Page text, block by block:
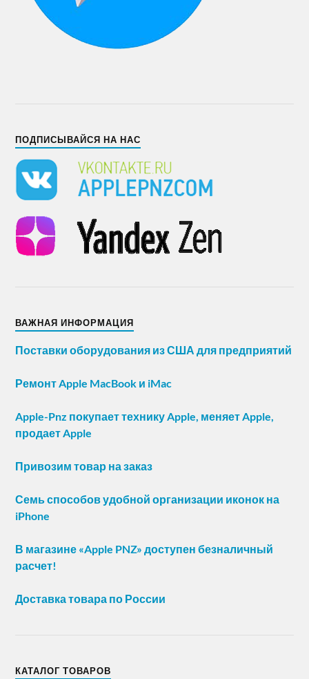
ПОДПИСЫВАЙСЯ НА НАС
ВАЖНАЯ ИНФОРМАЦИЯ
Поставки оборудования из США для предприятий
Ремонт Apple MacBook и iMac
Apple-Pnz покупает технику Apple, меняет Apple,
продает Apple
Привозим товар на заказ
Семь способов удобной организации иконок на
iPhone
В магазине «Apple PNZ» доступен безналичный
расчет!
Доставка товара по России
КАТАЛОГ ТОВАРОВ